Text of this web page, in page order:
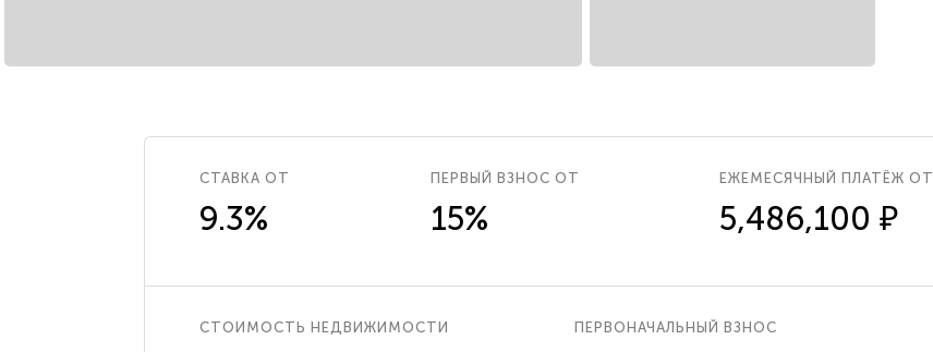
СТАВКА ОТ
9.3%
ПЕРВЫЙ ВЗНОС ОТ
15%
ЕЖЕМЕСЯЧНЫЙ ПЛАТЁЖ ОТ
5,486,100 ₽
СТОИМОСТЬ НЕДВИЖИМОСТИ ПЕРВОНАЧАЛЬНЫЙ ВЗНОС